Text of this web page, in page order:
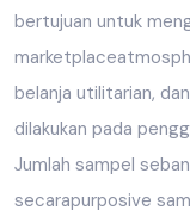
bertujuan untuk
belanja utilitarian,
dilakukan pada
Jumlah sampel
secarapurposive